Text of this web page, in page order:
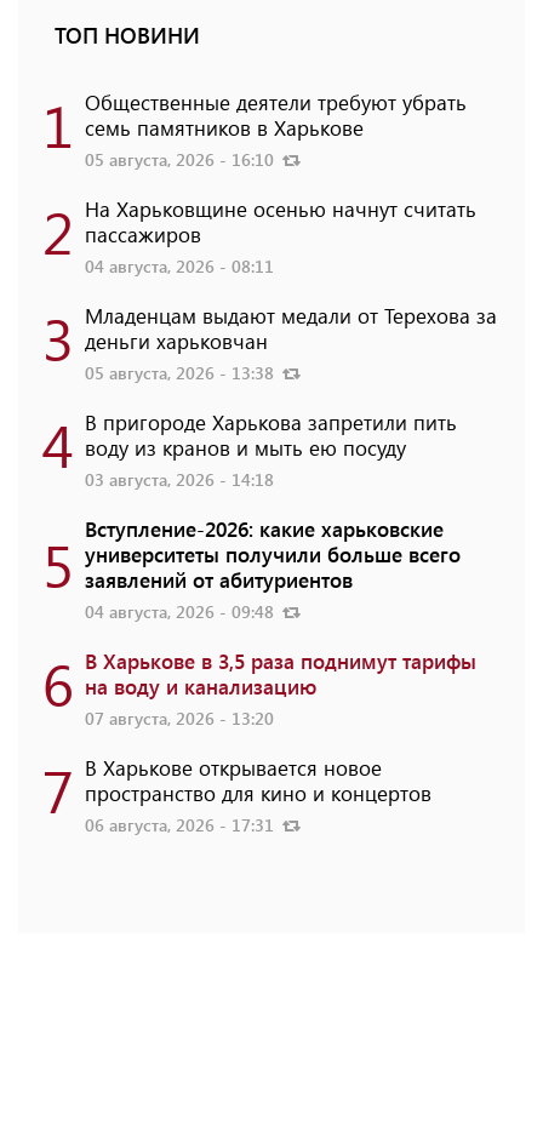
ТОП НОВИНИ
1 Общественные деятели требуют убрать
семь памятников в Харькове
05 августа, 2026 - 16:10
2 На Харьковщине осенью начнут считать
пассажиров
04 августа, 2026 - 08:11
3 Младенцам выдают медали от Терехова за
деньги харьковчан
05 августа, 2026 - 13:38
4 В пригороде Харькова запретили пить
воду из кранов и мыть ею посуду
03 августа, 2026 - 14:18
5 Вступление-2026: какие харьковские
университеты получили больше всего
заявлений от абитуриентов
04 августа, 2026 - 09:48
6 В Харькове в 3,5 раза поднимут тарифы
на воду и канализацию
07 августа, 2026 - 13:20
7 В Харькове открывается новое
пространство для кино и концертов
06 августа, 2026 - 17:31